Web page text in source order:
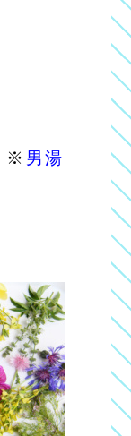
※ 男湯